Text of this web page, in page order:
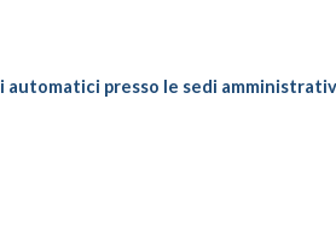
presso le sedi